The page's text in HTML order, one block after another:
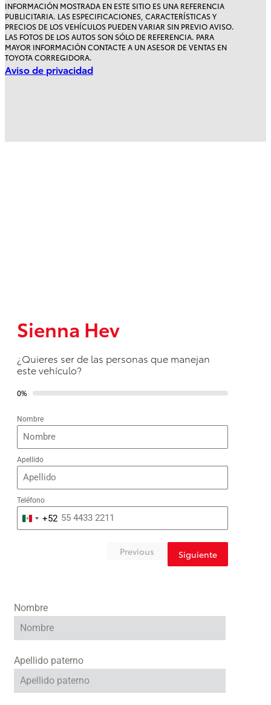
$779,500
INFORMACIÓN MOSTRADA EN ESTE SITIO ES UNA REFERENCIA
PUBLICITARIA. LAS ESPECIFICACIONES, CARACTERÍSTICAS Y
PRECIOS DE LOS VEHÍCULOS PUEDEN VARIAR SIN PREVIO AVISO.
LAS FOTOS DE LOS AUTOS SON SÓLO DE REFERENCIA. PARA
MAYOR INFORMACIÓN CONTACTE A UN ASESOR DE VENTAS EN
TOYOTA CORREGIDORA.
Aviso de privacidad
Sienna Hev
¿Quieres ser de las personas que manejan
este vehículo?
0%
Nombre
Apellido
Teléfono
Mexico
+52
Previous Siguiente
Nombre
Apellido paterno